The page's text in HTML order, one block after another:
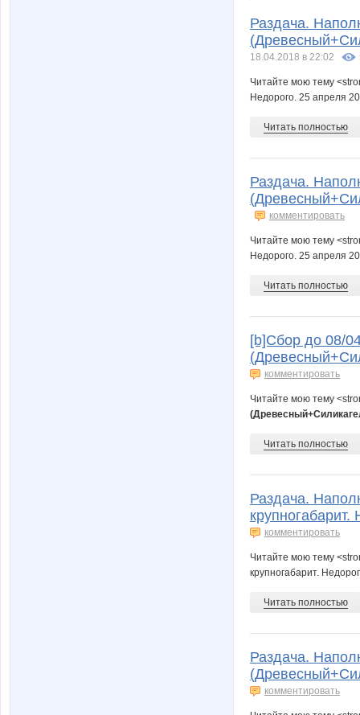
Раздача.
18.04.2018 в 22:02
Читайте мою тему
Недорого. 25 апреля
Читать полностью
Раздача.
комментировать
Читайте мою тему
Недорого. 25 апреля
Читать полностью
[b]Сбор до 08/
комментировать
Читайте мою тему
Читать полностью
Раздача.
комментировать
Читайте мою тему
крупногабарит.
Читать полностью
Раздача.
комментировать